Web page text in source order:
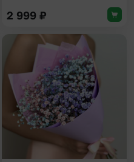
2 999 ₽
в избранное